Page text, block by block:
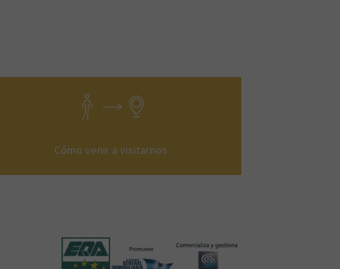
Cómo venir a visitarnos